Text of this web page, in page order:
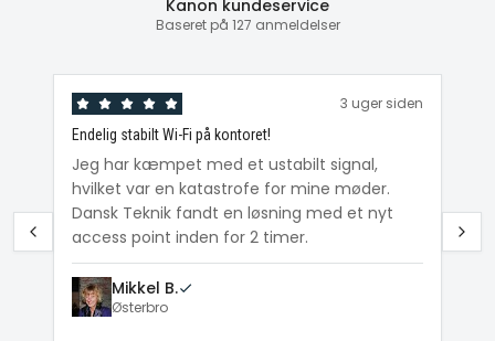
Kanon kundeservice
Baseret på 127 anmeldelser
3 uger siden
Endelig stabilt Wi-Fi på kontoret!
Jeg har kæmpet med et ustabilt signal,
hvilket var en katastrofe for mine møder.
Dansk Teknik fandt en løsning med et nyt
access point inden for 2 timer.
Mikkel B.
Østerbro